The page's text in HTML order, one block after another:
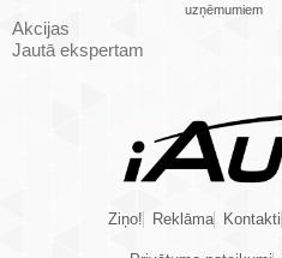
uzņēmumiem
Akcijas
Jautā ekspertam
Ziņo! Reklāma Kontakti